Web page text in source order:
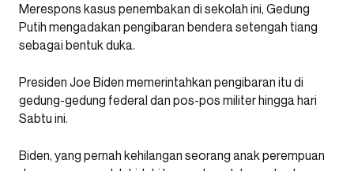
Merespons kasus penembakan di sekolah ini, Gedung
Putih mengadakan pengibaran bendera setengah tiang
sebagai bentuk duka.
Presiden Joe Biden memerintahkan pengibaran itu di
gedung-gedung federal dan pos-pos militer hingga hari
Sabtu ini.
Biden, yang pernah kehilangan seorang anak perempuan